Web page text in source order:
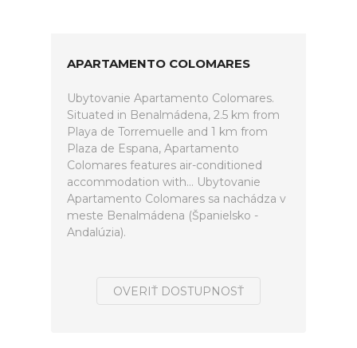
APARTAMENTO COLOMARES
Ubytovanie Apartamento Colomares.
Situated in Benalmádena, 2.5 km from
Playa de Torremuelle and 1 km from
Plaza de Espana, Apartamento
Colomares features air-conditioned
accommodation with... Ubytovanie
Apartamento Colomares sa nachádza v
meste Benalmádena (Španielsko -
Andalúzia).
OVERIŤ DOSTUPNOSŤ